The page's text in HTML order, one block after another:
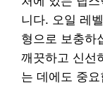
니다. 오일 레
형으로 보충하
깨끗하고 신선
는 데에도 중